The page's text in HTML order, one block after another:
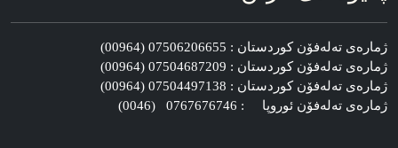
ژماره‌ی ته‌له‌فۆن کوردستان : 07506206655 (00964)
ژماره‌ی ته‌له‌فۆن کوردستان : 07504687209 (00964)
ژماره‌ی ته‌له‌فۆن کوردستان : 07504497138 (00964)
ژماره‌ی ته‌له‌فۆن ئوروپا : 0767676746 (0046)